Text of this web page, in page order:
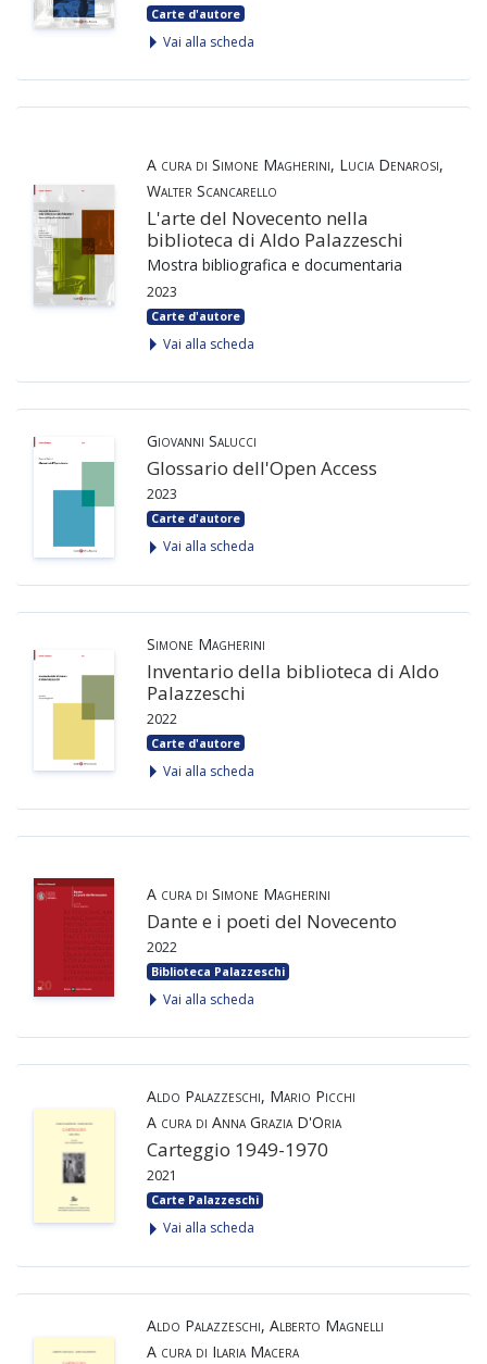
Carte d'autore
Vai alla scheda
A cura di Simone Magherini, Lucia Denarosi,
Walter Scancarello
L'arte del Novecento nella
biblioteca di Aldo Palazzeschi
Mostra bibliografica e documentaria
2023
Carte d'autore
Vai alla scheda
Giovanni Salucci
Glossario dell'Open Access
2023
Carte d'autore
Vai alla scheda
Simone Magherini
Inventario della biblioteca di Aldo
Palazzeschi
2022
Carte d'autore
Vai alla scheda
A cura di Simone Magherini
Dante e i poeti del Novecento
2022
Biblioteca Palazzeschi
Vai alla scheda
Aldo Palazzeschi, Mario Picchi
A cura di Anna Grazia D'Oria
Carteggio 1949-1970
2021
Carte Palazzeschi
Vai alla scheda
Aldo Palazzeschi, Alberto Magnelli
A cura di Ilaria Macera